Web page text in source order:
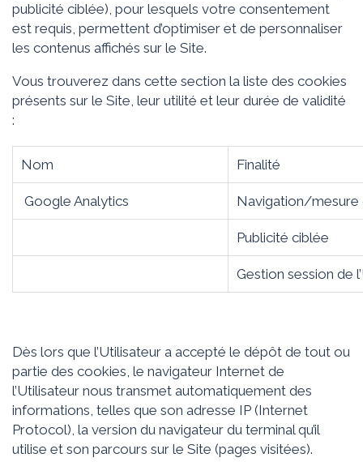
publicité ciblée), pour lesquels votre consentement
est requis, permettent d’optimiser et de personnaliser
les contenus affichés sur le Site.
Vous trouverez dans cette section la liste des cookies
présents sur le Site, leur utilité et leur durée de validité
:
Nom Finalité
Google Analytics Navigation/mesure
Publicité ciblée
Gestion session de
Dès lors que l’Utilisateur a accepté le dépôt de tout ou
partie des cookies, le navigateur Internet de
l’Utilisateur nous transmet automatiquement des
informations, telles que son adresse IP (Internet
Protocol), la version du navigateur du terminal qu’il
utilise et son parcours sur le Site (pages visitées).